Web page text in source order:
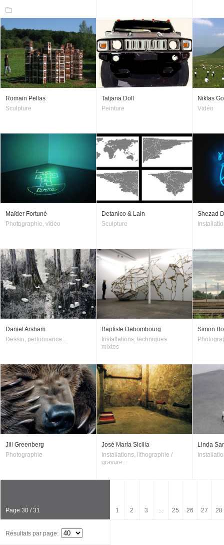
Romain Pellas
Sculpture
Tatjana Doll
Peinture
Niklas
Vidéo
Maïder Fortuné
Photographie, vidéo
Detanico & Lain
Sculpture
Shezad
Daniel Arsham
Dessin, performance...
Baptiste Debombourg
Installations, techniques
mixtes
Simon
Jill Greenberg
Photographie
José Maria Sicilia
Installations, lithographie /
gravure...
Linda
Page 30 / 31 1 2 3 ... 25 26 27 28
Résultats par page: